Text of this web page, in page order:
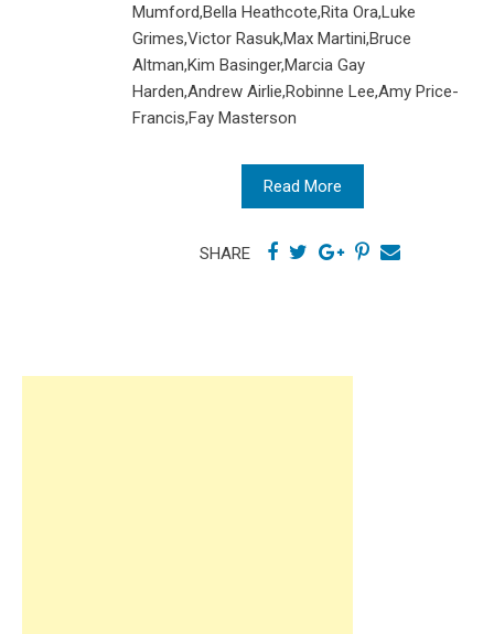
Mumford,Bella Heathcote,Rita Ora,Luke
Grimes,Victor Rasuk,Max Martini,Bruce
Altman,Kim Basinger,Marcia Gay
Harden,Andrew Airlie,Robinne Lee,Amy Price-
Francis,Fay Masterson
Read More
SHARE